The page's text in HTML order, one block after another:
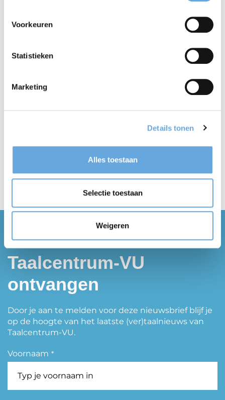
Voorkeuren
Statistieken
Marketing
Details tonen
Alles toestaan
Selectie toestaan
Weigeren
Wij laten woorden werken
voor:
Taalnieuws van
Taalcentrum-VU
ontvangen
Door je aan te melden voor deze nieuwsbrief blijf je
op de hoogte van het laatste (ver)taalnieuws van
Taalcentrum-VU.
Voornaam *